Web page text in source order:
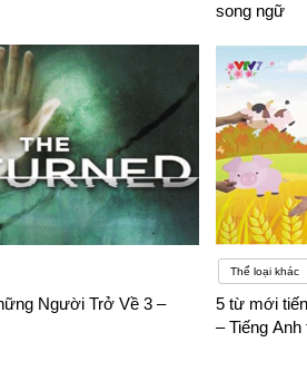
song ngữ
Người Trở Về 3 –
Thể loại khác
5 từ mới
– Tiếng